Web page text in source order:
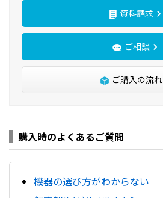
資料請求
ご相談
ご購入の流れ
購入時のよくあるご質問
機器の選び方がわからない